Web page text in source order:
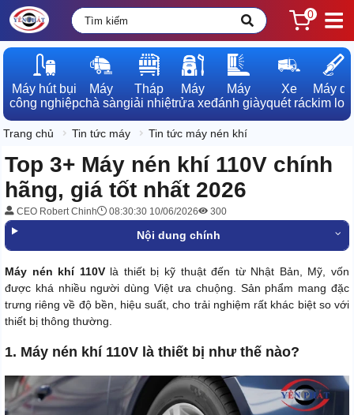
0
Máy hút bụi
công nghiệp
Máy
chà sàn
Tháp
giải nhiệt
Máy
rửa xe
Máy
đánh giày
Xe
quét rác
Máy dò
kim loại
Trang chủ Tin tức máy Tin tức máy nén khí
Top 3+ Máy nén khí 110V chính
hãng, giá tốt nhất 2026
CEO Robert Chinh 08:30:30 10/06/2026 300
Nội dung chính
Máy nén khí 110Vlà thiết bị kỹ thuật đến từ Nhật Bản, Mỹ, vốn
được khá nhiều người dùng Việt ưa chuộng. Sản phẩm mang đặc
trưng riêng về độ bền, hiệu suất, cho trải nghiệm rất khác biệt so với
thiết bị thông thường.
1. Máy nén khí 110V là thiết bị như thế nào?